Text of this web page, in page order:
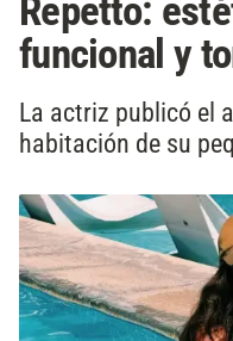
Repetto:
funcional y
La actriz publicó el
habitación de su